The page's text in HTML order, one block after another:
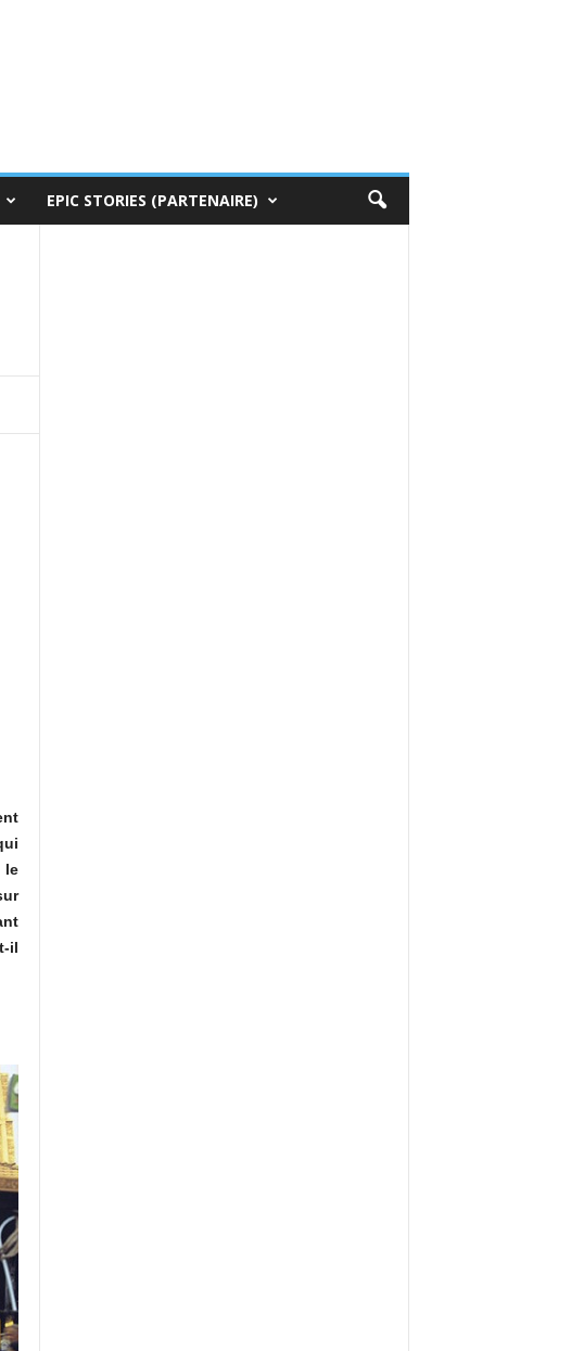
EPIC STORIES (PARTENAIRE)
le
il